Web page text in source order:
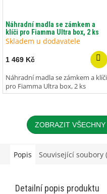
Náhradní madla se zámkem a
klíči pro Fiamma Ultra box, 2 ks
Skladem u dodavatele
1 469 Kč
Náhradní madla se zámkem a klíči
pro Fiamma Ultra box, 2 ks
ZOBRAZIT
Popis Související soubory
Detailní popis produktu